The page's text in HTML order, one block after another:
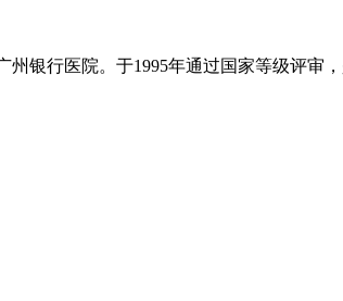
州银行医院。于1995年通过国家等级评审